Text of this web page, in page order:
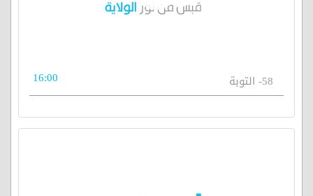
58- التوبة 16:00